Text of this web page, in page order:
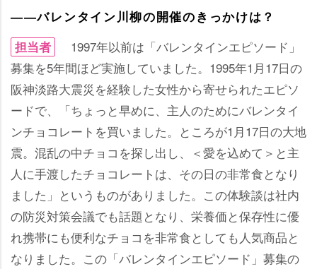
――バレンタイン川柳の開催のきっかけは？
担当者
1997年以前は「バレンタインエピソード」
募集を5年間ほど実施していました。1995年1月17日の
阪神淡路大震災を経験した女性から寄せられたエピソ
ードで、「ちょっと早めに、主人のためにバレンタイ
ンチョコレートを買いました。ところが1月17日の大地
震。混乱の中チョコを探し出し、＜愛を込めて＞と主
人に手渡したチョコレートは、その日の非常食となり
ました」というものがありました。この体験談は社内
の防災対策会議でも話題となり、栄養価と保存性に優
れ携帯にも便利なチョコを非常食としても人気商品と
なりました。この「バレンタインエピソード」募集の